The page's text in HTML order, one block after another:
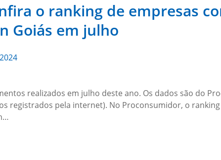
o ranking de empresas
Goiás em julho
realizados em julho deste ano. Os dados são do
registrados pela internet). No Proconsumidor, o